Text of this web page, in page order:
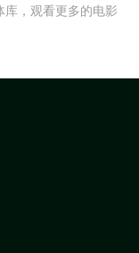
，观看更多的电影